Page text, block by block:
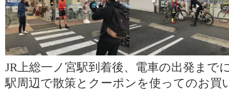
JR上総一ノ宮駅到着後、電車の出発まで
駅周辺で散策とクーポンを使ってのお買